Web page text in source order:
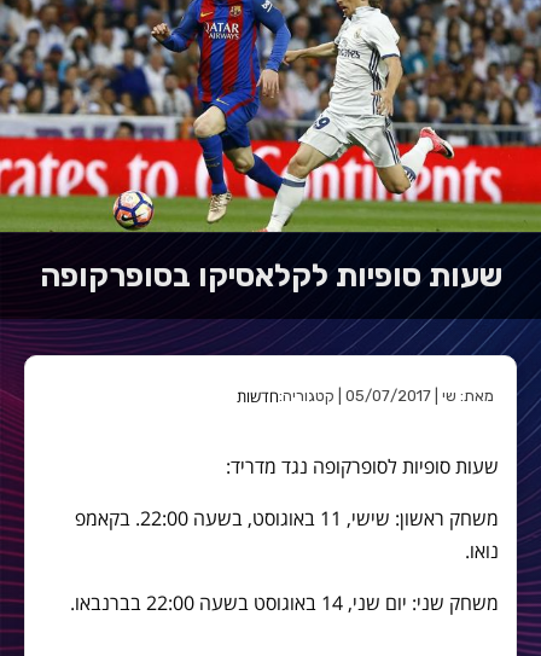
שעות סופיות לקלאסיקו בסופרקופה
מאת: שי | 05/07/2017 | קטגוריה: חדשות
שעות סופיות לסופרקופה נגד מדריד:
משחק ראשון: שישי, 11 באוגוסט, בשעה 22:00. בקאמפ
נואו.
משחק שני: יום שני, 14 באוגוסט בשעה 22:00 בברנבאו.